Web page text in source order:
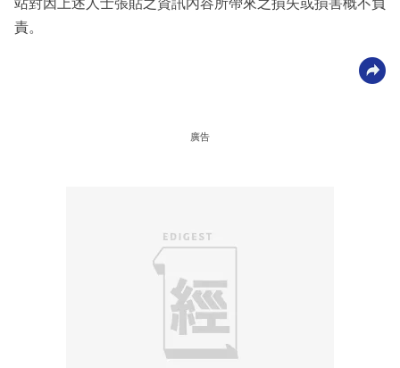
站對因上述人士張貼之資訊內容所帶來之損失或損害概不負
責。
廣告